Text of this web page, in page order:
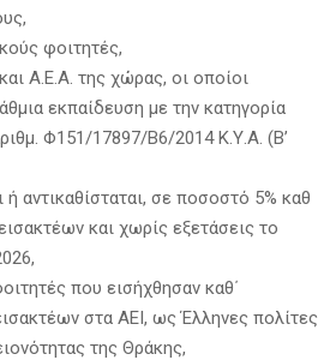
φοιτητές,
Α.Ε.Α. της χώρας, οι οποίοι
εκπαίδευση με την κατηγορία
Φ151/17897/Β6/2014 Κ.Υ.Α. (Β’
αντικαθίσταται, σε ποσοστό 5% καθ
και χωρίς εξετάσεις το
που εισήχθησαν καθ΄
στα ΑΕΙ, ως Έλληνες πολίτες
της Θράκης,